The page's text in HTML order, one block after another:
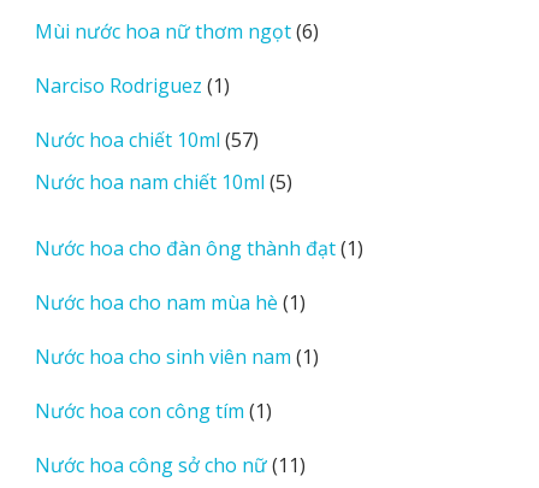
phẩm
Mùi nước hoa nữ thơm ngọt 66
Narciso Rodriguez 11
phẩm
Nước hoa chiết 10ml 5757
sản
phẩm
Nước hoa nam chiết 10ml 55
phẩm
Nước hoa cho đàn ông thành đạt 11
Nước hoa cho nam mùa hè 11
phẩm
Nước hoa cho sinh viên nam 11
Nước hoa con công tím 11
phẩm
Nước hoa công sở cho nữ 1111